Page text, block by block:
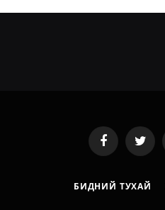
FacebookTwitter
БИДНИЙ ТУХАЙ